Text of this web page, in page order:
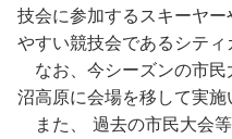
技会に参加するスキーヤ
やすい競技会であるシティ
なお、今シーズンの市民
沼高原に会場を移して実施
また、 過去の市民大会